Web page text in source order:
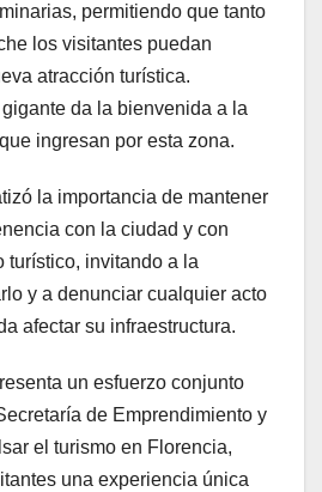
permitiendo que tanto
los visitantes puedan
atracción turística.
da la bienvenida a la
ingresan por esta zona.
la importancia de mantener
con la ciudad y con
turístico, invitando a la
y a denunciar cualquier acto
afectar su infraestructura.
un esfuerzo conjunto
de Emprendimiento y
el turismo en Florencia,
una experiencia única